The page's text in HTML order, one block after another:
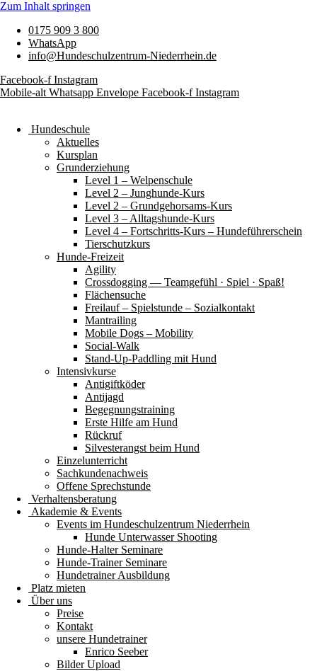
Zum Inhalt springen
0175 909 3 800
WhatsApp
info@Hundeschulzentrum-Niederrhein.de
Facebook-f Instagram
Mobile-alt Whatsapp Envelope Facebook-f Instagram
Hundeschule
Aktuelles
Kursplan
Grunderziehung
Level 1 – Welpenschule
Level 2 – Junghunde-Kurs
Level 2 – Grundgehorsams-Kurs
Level 3 – Alltagshunde-Kurs
Level 4 – Fortschritts-Kurs – Hundeführerschein
Tierschutzkurs
Hunde-Freizeit
Agility
Crossdogging — Teamgefühl · Spiel · Spaß!
Flächensuche
Freilauf – Spielstunde – Sozialkontakt
Mantrailing
Mobile Dogs – Mobility
Social-Walk
Stand-Up-Paddling mit Hund
Intensivkurse
Antigiftköder
Antijagd
Begegnungstraining
Erste Hilfe am Hund
Rückruf
Silvesterangst beim Hund
Einzelunterricht
Sachkundenachweis
Offene Sprechstunde
Verhaltensberatung
Akademie & Events
Events im Hundeschulzentrum Niederrhein
Hunde Unterwasser Shooting
Hunde-Halter Seminare
Hunde-Trainer Seminare
Hundetrainer Ausbildung
Platz mieten
Über uns
Preise
Kontakt
unsere Hundetrainer
Enrico Seeber
Bilder Upload